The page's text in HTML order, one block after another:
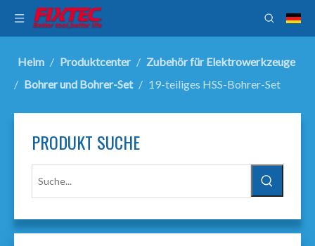
Heim / Produktcenter / Zubehör für Elektrowerkzeuge
/ Bohrer und Bohrer-Set / 19-teiliges HSS-Bohrer-Set
PRODUKT SUCHE